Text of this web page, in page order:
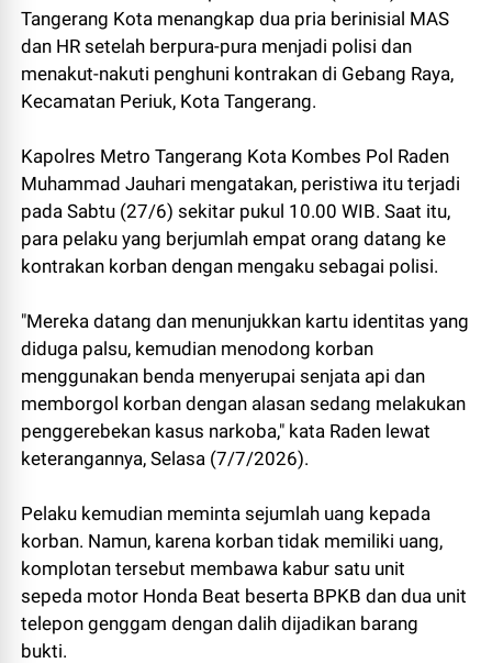
Tangerang Kota menangkap dua pria berinisial MAS
dan HR setelah berpura-pura menjadi polisi dan
menakut-nakuti penghuni kontrakan di Gebang Raya,
Kecamatan Periuk, Kota Tangerang.
Kapolres Metro Tangerang Kota Kombes Pol Raden
Muhammad Jauhari mengatakan, peristiwa itu terjadi
pada Sabtu (27/6) sekitar pukul 10.00 WIB. Saat itu,
para pelaku yang berjumlah empat orang datang ke
kontrakan korban dengan mengaku sebagai polisi.
"Mereka datang dan menunjukkan kartu identitas yang
diduga palsu, kemudian menodong korban
menggunakan benda menyerupai senjata api dan
memborgol korban dengan alasan sedang melakukan
penggerebekan kasus narkoba," kata Raden lewat
keterangannya, Selasa (7/7/2026).
Pelaku kemudian meminta sejumlah uang kepada
korban. Namun, karena korban tidak memiliki uang,
komplotan tersebut membawa kabur satu unit
sepeda motor Honda Beat beserta BPKB dan dua unit
telepon genggam dengan dalih dijadikan barang
bukti.